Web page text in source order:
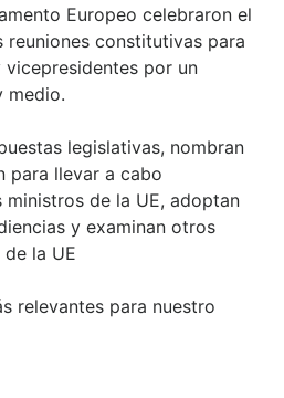
Europeo celebraron el
constitutivas para
por un
medio.
legislativas, nombran
para llevar a cabo
de la UE, adoptan
y examinan otros
la UE
relevantes para nuestro